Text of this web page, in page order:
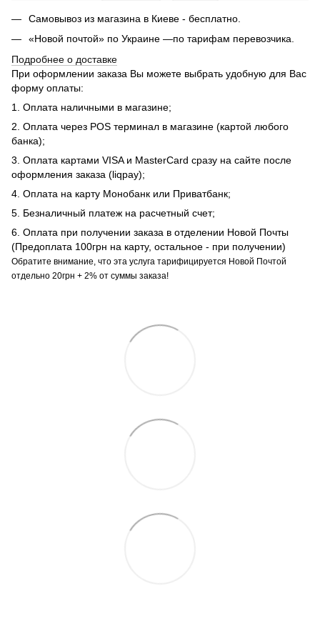
Самовывоз из магазина в Киеве - бесплатно.
«Новой почтой» по Украине —по тарифам перевозчика.
Подробнее о доставке
При оформлении заказа Вы можете выбрать удобную для Вас
форму оплаты:
1. Оплата наличными в магазине;
2. Оплата через POS терминал в магазине (картой любого
банка);
3. Оплата картами VISA и MasterCard сразу на сайте после
оформления заказа (liqpay);
4. Оплата на карту Монобанк или Приватбанк;
5. Безналичный платеж на расчетный счет;
6. Оплата при получении заказа в отделении Новой Почты
(Предоплата 100грн на карту, остальное - при получении)
Обратите внимание, что эта услуга тарифицируется Новой Почтой
отдельно 20грн + 2% от суммы заказа!